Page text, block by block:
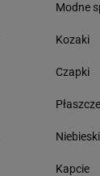
Modne
Kozaki
Czapki
Płaszcze
Kapcie